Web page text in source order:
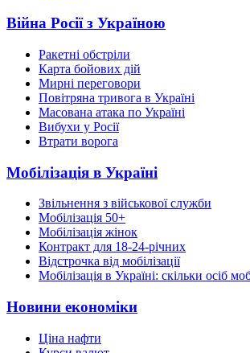
Війна Росії з Україною
Ракетні обстріли
Карта бойових дій
Мирні переговори
Повітряна тривога в Україні
Масована атака по Україні
Вибухи у Росії
Втрати ворога
Мобілізація в Україні
Звільнення з військової служби
Мобілізація 50+
Мобілізація жінок
Контракт для 18-24-річних
Відстрочка від мобілізації
Мобілізація в Україні: скільки осіб
Новини економіки
Ціна нафти